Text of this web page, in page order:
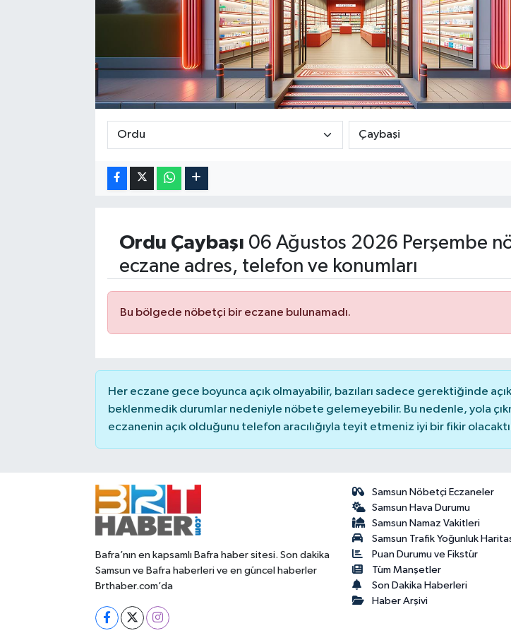
Ordu Çaybaşı 06 Ağustos 2026 Perşembe
eczane adres, telefon ve konumları
Bu bölgede nöbetçi bir eczane bulunamadı.
Her eczane gece boyunca açık olmayabilir, bazıları sadece gerektiğinde
beklenmedik durumlar nedeniyle nöbete gelemeyebilir. Bu nedenle, yola
eczanenin açık olduğunu telefon aracılığıyla teyit etmeniz iyi bir fikir
Bafra’nın en kapsamlı Bafra haber sitesi. Son dakika
Samsun ve Bafra haberleri ve en güncel haberler
Brthaber.com’da
Samsun Nöbetçi Eczaneler
Samsun Hava Durumu
Samsun Namaz Vakitleri
Samsun Trafik Yoğunluk
Puan Durumu ve Fikstür
Tüm Manşetler
Son Dakika Haberleri
Haber Arşivi